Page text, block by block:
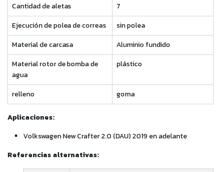
Cantidad de aletas
7
Ejecución de polea de correas
sin polea
Material de carcasa
Aluminio fundido
Material rotor de bomba de
agua
plástico
relleno goma
Aplicaciones:
Volkswagen New Crafter 2.0 (DAU) 2019 en adelante
Referencias alternativas: